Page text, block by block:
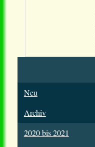
Neu
Archiv
2020 bis 2021